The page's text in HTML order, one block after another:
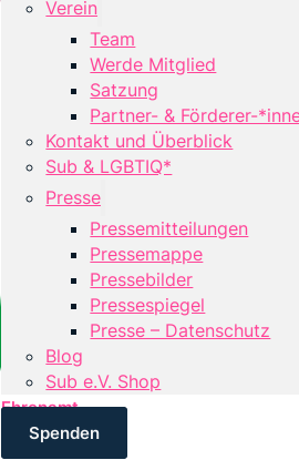
Verein
Team
Werde Mitglied
Satzung
Partner- & Förderer-
Kontakt und Überblick
Sub & LGBTIQ*
Presse
Pressemitteilungen
Pressemappe
Pressebilder
Pressespiegel
Presse – Datenschutz
Blog
Sub e.V. Shop
Ehrenamt
Spenden